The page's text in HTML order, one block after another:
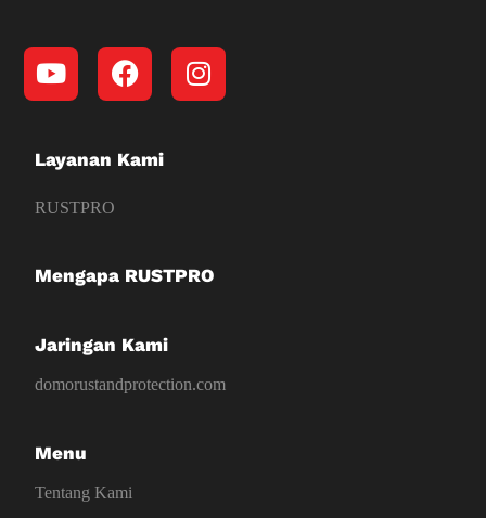
Layanan Kami
RUSTPRO
Mengapa RUSTPRO
Jaringan Kami
domorustandprotection.com
Menu
Tentang Kami